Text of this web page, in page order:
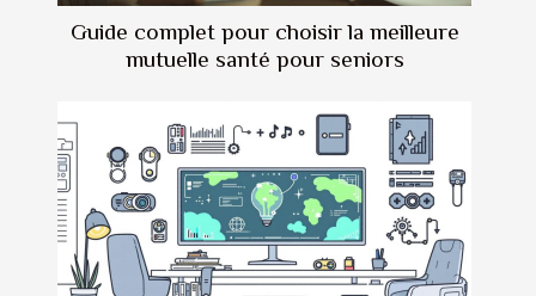
Guide complet pour choisir la meilleure
mutuelle santé pour seniors